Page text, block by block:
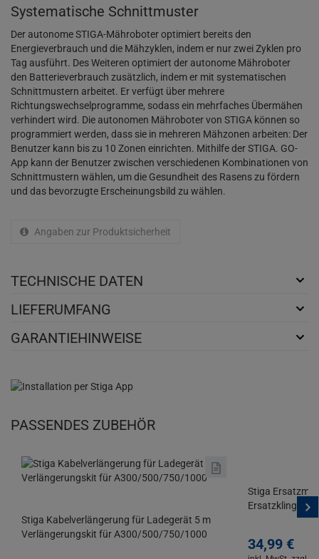
Systematische Schnittmuster
Der autonome STIGA-Mähroboter optimiert bereits den
Energieverbrauch und die Mähzyklen, indem er nur zwei Zyklen pro
Tag ausführt. Des Weiteren optimiert der autonome Mähroboter
den Batterieverbrauch zusätzlich, indem er mit systematischen
Schnittmustern arbeitet. Er verfügt über mehrere
Richtungswechselprogramme, sodass ein mehrfaches Übermähen
verhindert wird. Die autonomen Mähroboter von STIGA können so
programmiert werden, dass sie in mehreren Mähzonen arbeiten: Der
Benutzer kann bis zu 10 Zonen einrichten. Mithilfe der STIGA. GO-
App kann der Benutzer zwischen verschiedenen Kombinationen von
Schnittmustern wählen, um die Gesundheit des Rasens zu fördern
und das bevorzugte Erscheinungsbild zu wählen.
Angaben zur Produktsicherheit
TECHNISCHE DATEN
LIEFERUMFANG
GARANTIEHINWEISE
PASSENDES ZUBEHÖR
Stiga Kabelverlängerung für Ladegerät 5 m
Verlängerungskit für A300/500/750/1000
Stiga
Ersatzklingen
34,99 €